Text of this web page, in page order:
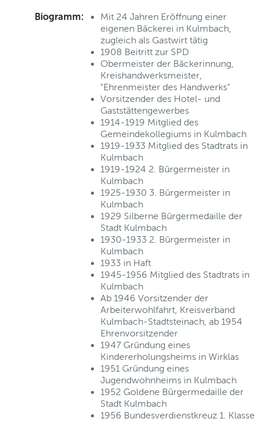
Biogramm:
Mit 24 Jahren Eröffnung einer
eigenen Bäckerei in Kulmbach,
zugleich als Gastwirt tätig
1908 Beitritt zur SPD
Obermeister der Bäckerinnung,
Kreishandwerksmeister,
"Ehrenmeister des Handwerks"
Vorsitzender des Hotel- und
Gaststättengewerbes
1914-1919 Mitglied des
Gemeindekollegiums in Kulmbach
1919-1933 Mitglied des Stadtrats in
Kulmbach
1919-1924 2. Bürgermeister in
Kulmbach
1925-1930 3. Bürgermeister in
Kulmbach
1929 Silberne Bürgermedaille der
Stadt Kulmbach
1930-1933 2. Bürgermeister in
Kulmbach
1933 in Haft
1945-1956 Mitglied des Stadtrats in
Kulmbach
Ab 1946 Vorsitzender der
Arbeiterwohlfahrt, Kreisverband
Kulmbach-Stadtsteinach, ab 1954
Ehrenvorsitzender
1947 Gründung eines
Kindererholungsheims in Wirklas
1951 Gründung eines
Jugendwohnheims in Kulmbach
1952 Goldene Bürgermedaille der
Stadt Kulmbach
1956 Bundesverdienstkreuz 1. Klasse